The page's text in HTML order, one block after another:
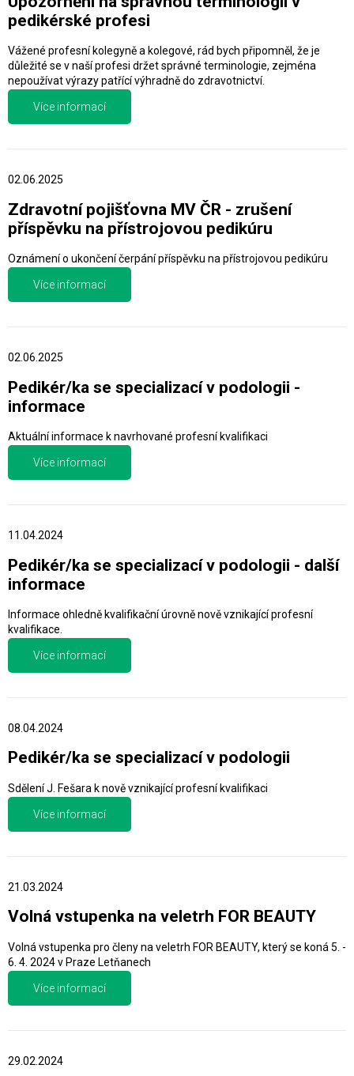
pedikérské profesi
Vážené profesní kolegyně a kolegové, rád bych připomněl, že je
důležité se v naší profesi držet správné terminologie, zejména
nepoužívat výrazy patřící výhradně do zdravotnictví.
Více informací
02.06.2025
Zdravotní pojišťovna MV ČR - zrušení
příspěvku na přístrojovou pedikúru
Oznámení o ukončení čerpání příspěvku na přístrojovou pedikúru
Více informací
02.06.2025
Pedikér/ka se specializací v podologii -
informace
Aktuální informace k navrhované profesní kvalifikaci
Více informací
11.04.2024
Pedikér/ka se specializací v podologii - další
informace
Informace ohledně kvalifikační úrovně nově vznikající profesní
kvalifikace.
Více informací
08.04.2024
Pedikér/ka se specializací v podologii
Sdělení J. Fešara k nově vznikající profesní kvalifikaci
Více informací
21.03.2024
Volná vstupenka na veletrh FOR BEAUTY
Volná vstupenka pro členy na veletrh FOR BEAUTY, který se koná 5. -
6. 4. 2024 v Praze Letňanech
Více informací
29.02.2024